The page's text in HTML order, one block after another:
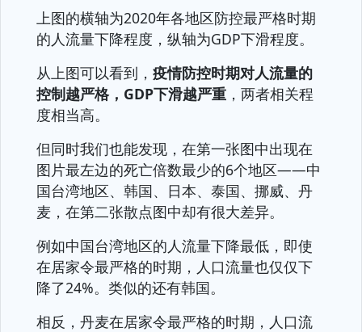
上图的横轴为2020年各地区防控最严格时期
的人流量下降程度，纵轴为GDP下滑程度。
从上图可以看到， 疫情防控时期对人流量的
控制越严格，GDP下滑越严重 ，两者相关程
度相当高。
但同时我们也能发现，在第一张图中出现在
图片最左边的死亡倍数最少的6个地区——中
国台湾地区、韩国、日本、泰国、挪威、丹
麦，在第二张散点图中却有很大差异。
例如中国台湾地区的人流量下降最低，即使
在居家令最严格的时期，人口流量也仅仅下
降了24%。类似的还有韩国。
相反，丹麦在居家令最严格的时期，人口流